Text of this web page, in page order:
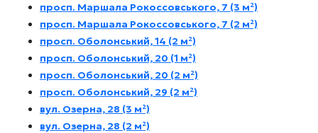
просп. Маршала Рокоссовського, 7 (3 м²)
просп. Маршала Рокоссовського, 7 (2 м²)
просп. Оболонський, 14 (2 м²)
просп. Оболонський, 20 (1 м²)
просп. Оболонський, 20 (2 м²)
просп. Оболонський, 29 (2 м²)
вул. Озерна, 28 (3 м²)
вул. Озерна, 28 (2 м²)